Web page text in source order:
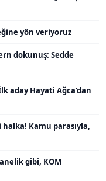
yön veriyoruz
dokunuş: Sedde
aday Hayati Ağca'dan
Kamu parasıyla,
gibi, KOM